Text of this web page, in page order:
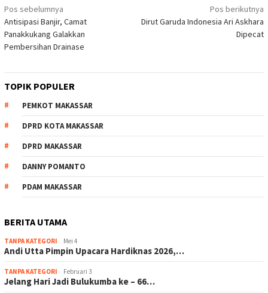
Navigasi
pos
Pos sebelumnya
Antisipasi Banjir, Camat
Panakkukang Galakkan
Pembersihan Drainase
Pos berikutnya
Dirut Garuda Indonesia Ari Askhara
Dipecat
TOPIK POPULER
PEMKOT MAKASSAR
DPRD KOTA MAKASSAR
DPRD MAKASSAR
DANNY POMANTO
PDAM MAKASSAR
BERITA UTAMA
TANPA KATEGORI Mei 4
Andi Utta Pimpin Upacara Hardiknas 2026,…
TANPA KATEGORI Februari 3
Jelang Hari Jadi Bulukumba ke – 66…